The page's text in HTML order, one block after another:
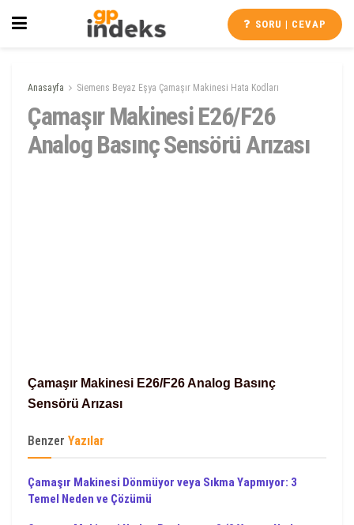
SORU | CEVAP
Anasayfa Siemens Beyaz Eşya Çamaşır Makinesi Hata Kodları
Çamaşır Makinesi E26/F26
Analog Basınç Sensörü Arızası
Çamaşır Makinesi E26/F26 Analog Basınç
Sensörü Arızası
Benzer Yazılar
Çamaşır Makinesi Dönmüyor veya Sıkma Yapmıyor: 3
Temel Neden ve Çözümü